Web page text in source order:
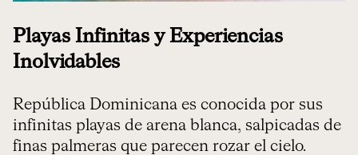
Playas Infinitas y Experiencias
Inolvidables
República Dominicana es conocida por sus
infinitas playas de arena blanca, salpicadas de
finas palmeras que parecen rozar el cielo.